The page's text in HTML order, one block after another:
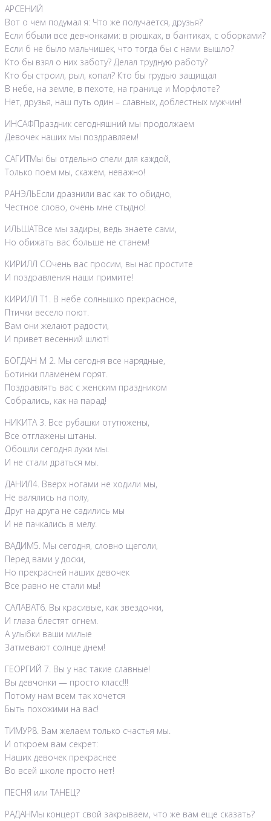
АРСЕНИЙ
Вот о чем подумал я: Что же получается, друзья?
Если ббыли все девчонками: в рюшках, в бантиках, с оборками?
Если б не было мальчишек, что тогда бы с нами вышло?
Кто бы взял о них заботу? Делал трудную работу?
Кто бы строил, рыл, копал? Кто бы грудью защищал
В небе, на земле, в пехоте, на границе и Морфлоте?
Нет, друзья, наш путь один – славных, доблестных мужчин!
ИНСАФПраздник сегодняшний мы продолжаем
Девочек наших мы поздравляем!
САГИТМы бы отдельно спели для каждой,
Только поем мы, скажем, неважно!
РАНЭЛЬЕсли дразнили вас как то обидно,
Честное слово, очень мне стыдно!
ИЛЬШАТВсе мы задиры, ведь знаете сами,
Но обижать вас больше не станем!
КИРИЛЛ СОчень вас просим, вы нас простите
И поздравления наши примите!
КИРИЛЛ Т1. В небе солнышко прекрасное,
Птички весело поют.
Вам они желают радости,
И привет весенний шлют!
БОГДАН М 2. Мы сегодня все нарядные,
Ботинки пламенем горят.
Поздравлять вас с женским праздником
Собрались, как на парад!
НИКИТА 3. Все рубашки отутюжены,
Все отглажены штаны.
Обошли сегодня лужи мы.
И не стали драться мы.
ДАНИЛ4. Вверх ногами не ходили мы,
Не валялись на полу,
Друг на друга не садились мы
И не пачкались в мелу.
ВАДИМ5. Мы сегодня, словно щеголи,
Перед вами у доски,
Но прекрасней наших девочек
Все равно не стали мы!
САЛАВАТ6. Вы красивые, как звездочки,
И глаза блестят огнем.
А улыбки ваши милые
Затмевают солнце днем!
ГЕОРГИЙ 7. Вы у нас такие славные!
Вы девчонки — просто класс!!!
Потому нам всем так хочется
Быть похожими на вас!
ТИМУР8. Вам желаем только счастья мы.
И откроем вам секрет:
Наших девочек прекраснее
Во всей школе просто нет!
ПЕСНЯ или ТАНЕЦ?
РАДАНМы концерт свой закрываем, что же вам еще сказать?